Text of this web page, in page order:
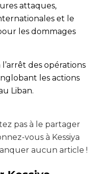
attaques,
et le
les dommages
des opérations
les actions
Liban.
pas à le partager
vous à Kessiya
aucun article !